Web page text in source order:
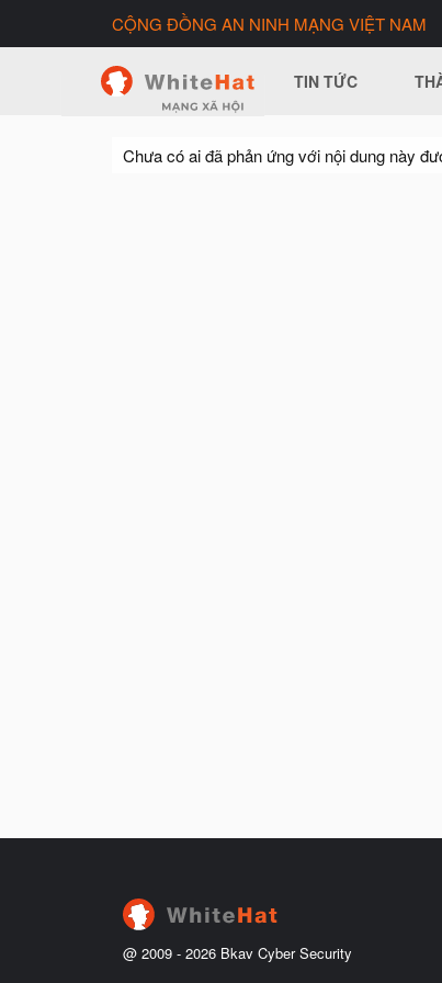
CỘNG ĐỒNG AN NINH MẠNG VIỆT NAM
TIN TỨC
Chưa có ai đã phản ứng với nội dung này
@ 2009 - 2026 Bkav Cyber Security